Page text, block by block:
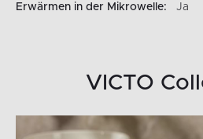
Erwärmen in der Mikrowelle:
Ja
VICTO